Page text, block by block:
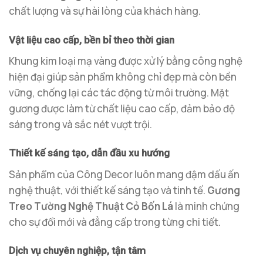
chất lượng và sự hài lòng của khách hàng.
Vật liệu cao cấp, bền bỉ theo thời gian
Khung kim loại mạ vàng được xử lý bằng công nghệ
hiện đại giúp sản phẩm không chỉ đẹp mà còn bền
vững, chống lại các tác động từ môi trường. Mặt
gương được làm từ chất liệu cao cấp, đảm bảo độ
sáng trong và sắc nét vượt trội.
Thiết kế sáng tạo, dẫn đầu xu hướng
Sản phẩm của Công Decor luôn mang đậm dấu ấn
nghệ thuật, với thiết kế sáng tạo và tinh tế. Gương
Treo Tường Nghệ Thuật Cỏ Bốn Lálà minh chứng
cho sự đổi mới và đẳng cấp trong từng chi tiết.
Dịch vụ chuyên nghiệp, tận tâm